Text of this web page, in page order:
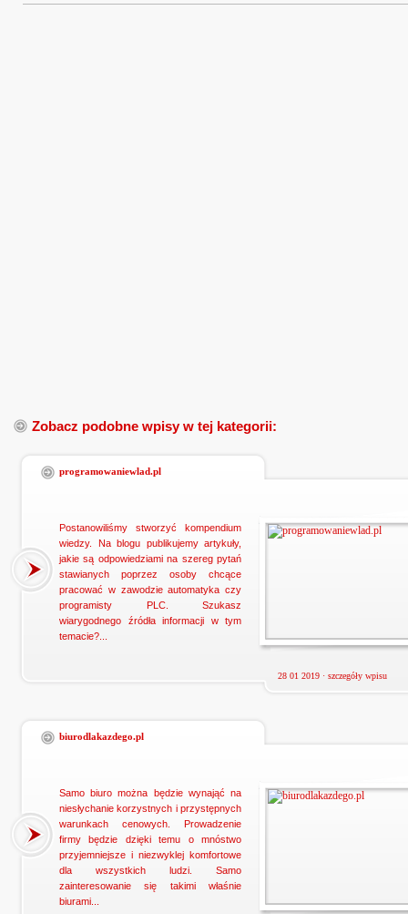
Zobacz podobne wpisy w tej kategorii:
programowaniewlad.pl
Postanowiliśmy stworzyć kompendium
wiedzy. Na blogu publikujemy artykuły,
jakie są odpowiedziami na szereg pytań
stawianych poprzez osoby chcące
pracować w zawodzie automatyka czy
programisty PLC. Szukasz
wiarygodnego źródła informacji w tym
temacie?...
28 01 2019 · szczegóły wpisu
biurodlakazdego.pl
Samo biuro można będzie wynająć na
niesłychanie korzystnych i przystępnych
warunkach cenowych. Prowadzenie
firmy będzie dzięki temu o mnóstwo
przyjemniejsze i niezwyklej komfortowe
dla wszystkich ludzi. Samo
zainteresowanie się takimi właśnie
biurami...